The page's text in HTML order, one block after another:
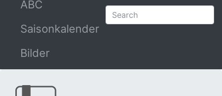
ABC
Saisonkalender
Bilder